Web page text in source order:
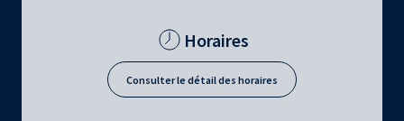
Horaires
Consulter le détail des horaires